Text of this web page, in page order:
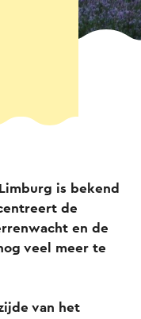
is bekend
de
en de
veel meer te
van het